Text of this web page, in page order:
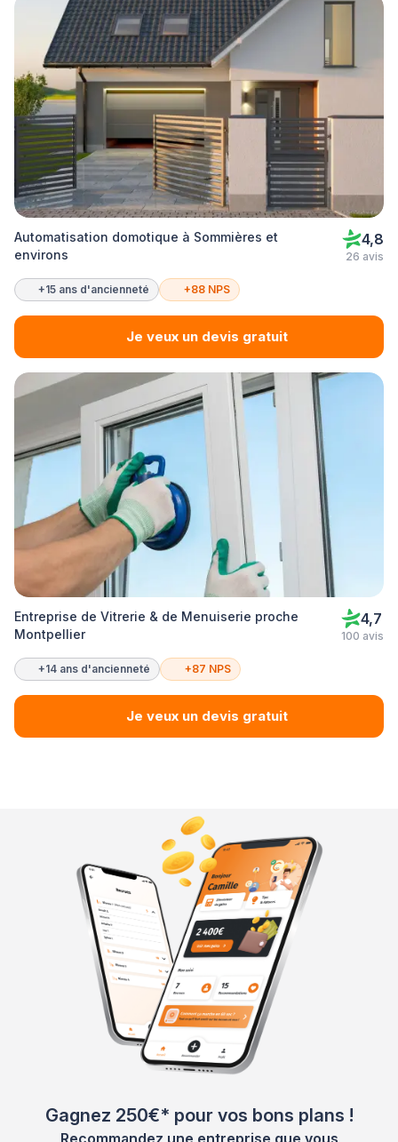
Automatisation domotique à Sommières et
environs
4,8
26 avis
+15 ans d'ancienneté +88 NPS
Je veux un devis gratuit
Entreprise de Vitrerie & de Menuiserie proche
Montpellier
4,7
100 avis
+14 ans d'ancienneté +87 NPS
Je veux un devis gratuit
Gagnez 250€* pour vos bons plans !
Recommandez une entreprise que vous